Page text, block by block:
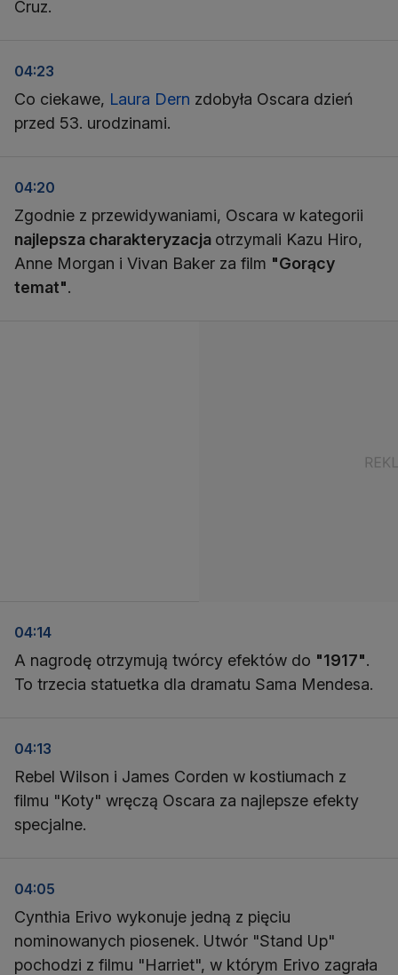
Cruz.
04:23
Co ciekawe, Laura Dern zdobyła Oscara dzień
przed 53. urodzinami.
04:20
Zgodnie z przewidywaniami, Oscara w kategorii
najlepsza charakteryzacja otrzymali Kazu Hiro,
Anne Morgan i Vivan Baker za film "Gorący
temat".
04:14
A nagrodę otrzymują twórcy efektów do "1917".
To trzecia statuetka dla dramatu Sama Mendesa.
04:13
Rebel Wilson i James Corden w kostiumach z
filmu "Koty" wręczą Oscara za najlepsze efekty
specjalne.
04:05
Cynthia Erivo wykonuje jedną z pięciu
nominowanych piosenek. Utwór "Stand Up"
pochodzi z filmu "Harriet", w którym Erivo zagrała